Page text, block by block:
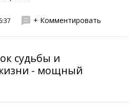
+ Комментировать
судьбы и
- мощный